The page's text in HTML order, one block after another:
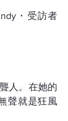
・受訪者
人。在她的
聲就是狂風